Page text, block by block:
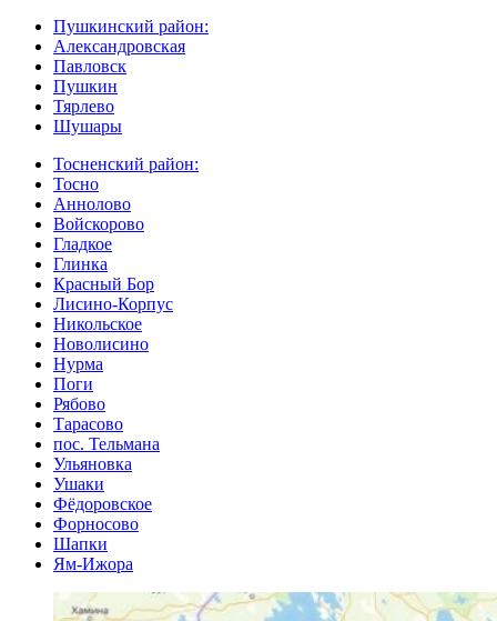
Пушкинский район:
Александровская
Павловск
Пушкин
Тярлево
Шушары
Тосненский район:
Тосно
Аннолово
Войскорово
Гладкое
Глинка
Красный Бор
Лисино-Корпус
Никольское
Новолисино
Нурма
Поги
Рябово
Тарасово
пос. Тельмана
Ульяновка
Ушаки
Фёдоровское
Форносово
Шапки
Ям-Ижора